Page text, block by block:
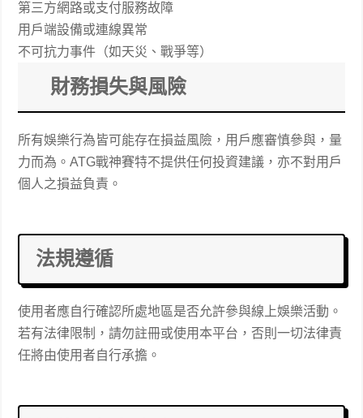
第三方網路或支付服務故障
用戶端設備或連線異常
不可抗力事件（如天災、戰爭等）
財務損失與風險
所有娛樂行為皆可能存在損益風險，用戶應審慎參與，量
力而為。ATG戰神賽特不提供任何投資建議，亦不對用戶
個人之損益負責。
法規遵循
使用者應自行確認所處地區是否允許參與線上娛樂活動。
若有法律限制，請勿註冊或使用本平台，否則一切法律責
任將由使用者自行承擔。